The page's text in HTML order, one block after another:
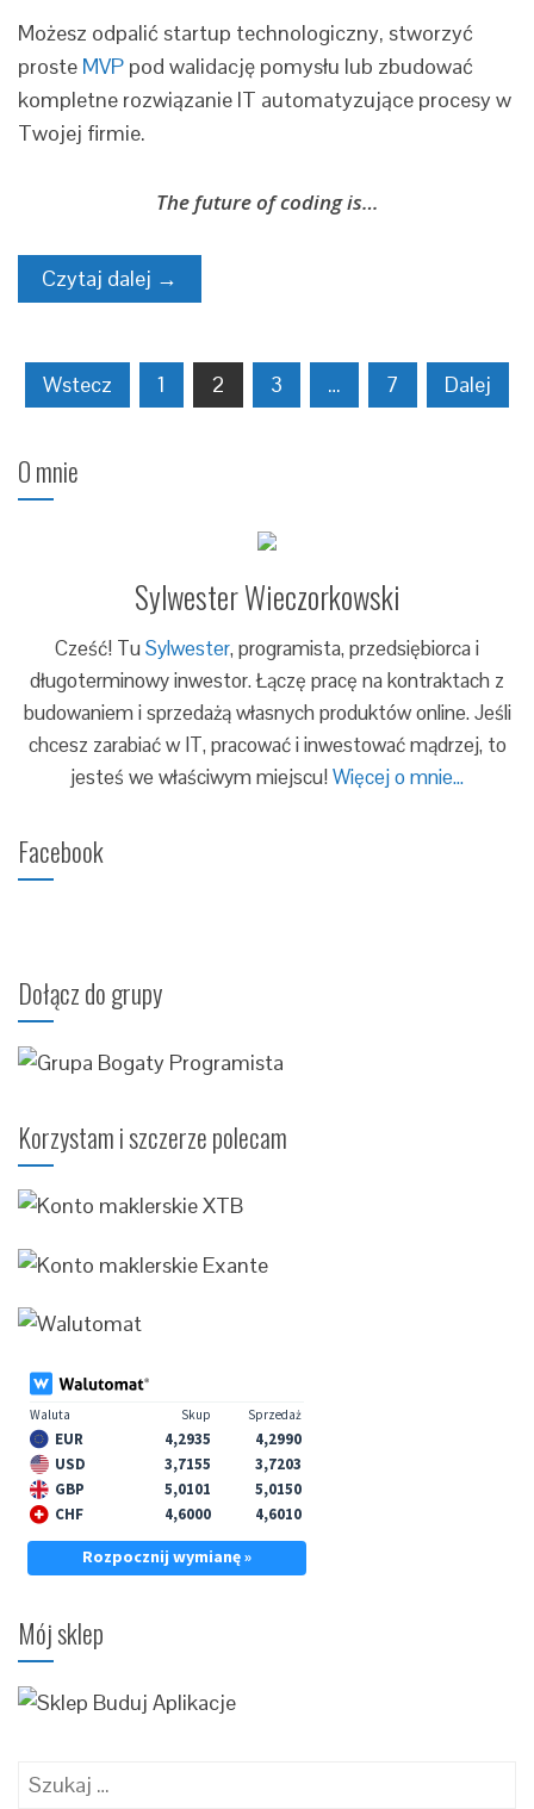
Możesz odpalić startup technologiczny, stworzyć
proste MVP pod walidację pomysłu lub zbudować
kompletne rozwiązanie IT automatyzujące procesy w
Twojej firmie.
The future of coding is…
Czytaj dalej →
Stronicowanie
wpisów
Wstecz 1 2 3 … 7 Dalej
O mnie
Sylwester Wieczorkowski
Cześć! TuSylwester, programista, przedsiębiorca i
długoterminowy inwestor. Łączę pracę na kontraktach z
budowaniem i sprzedażą własnych produktów online. Jeśli
chcesz zarabiać w IT, pracować i inwestować mądrzej, to
jesteś we właściwym miejscu!Więcej o mnie...
Facebook
Dołącz do grupy
Korzystam i szczerze polecam
Mój sklep
Szukaj: